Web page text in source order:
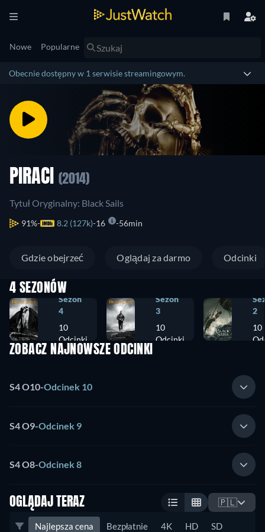
Nowe Popularne
Obecnie dostępny w 1 serwisie streamingowym.
PIRACI (2014)
Tytuł Oryginalny: Black Sails
91% 8.2 (127k) 16 56min
Gdzie obejrzeć Oglądaj za darmo Odcinki
4 SEZONÓW
Sezon
4
10
Odcinki
Sezon
3
10
Odcinki
2
10
ZOBACZ NAJNOWSZE ODCINKI
S4 O10-Odcinek 10
S4 O9-Odcinek 9
S4 O8-Odcinek 8
OGLĄDAJ TERAZ 🇵🇱
Najlepsza cena Bezpłatnie 4K HD SD